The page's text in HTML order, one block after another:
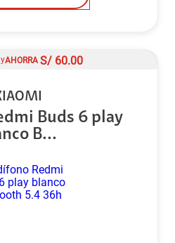
AHORRA S/ 60.00
Buds 6 play
B...